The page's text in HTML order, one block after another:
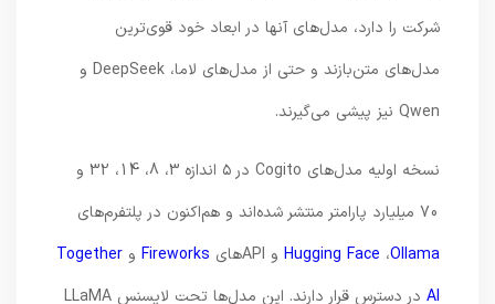
شرکت را دارد، مدل‌های آنها در ابعاد خود قوی‌ترین
مدل‌های متن‌بازند و حتی از مدل‌های لاما، DeepSeek و
نسخه اولیه مدل‌های Cogito در ۵ اندازه 3، 8، 14، 32 و
Hugging Face،Ollama و APIهای Fireworks وTogether
در دسترس قرار دارند. این مدل‌ها تحت لایسنس LLaMA